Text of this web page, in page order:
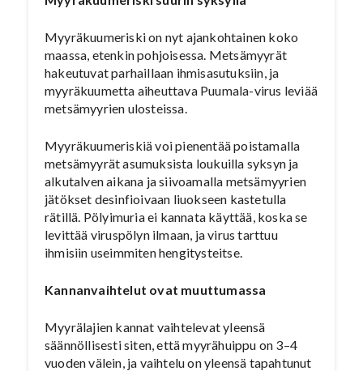
Myyräkuumeriski on nyt ajankohtainen koko
maassa, etenkin pohjoisessa. Metsämyyrät
hakeutuvat parhaillaan ihmisasutuksiin, ja
myyräkuumetta aiheuttava Puumala-virus leviää
metsämyyrien ulosteissa.
Myyräkuumeriskiä voi pienentää poistamalla
metsämyyrät asumuksista loukuilla syksyn ja
alkutalven aikana ja siivoamalla metsämyyrien
jätökset desinfioivaan liuokseen kastetulla
rätillä. Pölyimuria ei kannata käyttää, koska se
levittää viruspölyn ilmaan, ja virus tarttuu
ihmisiin useimmiten hengitysteitse.
Kannanvaihtelut ovat muuttumassa
Myyrälajien kannat vaihtelevat yleensä
säännöllisesti siten, että myyrähuippu on 3–4
vuoden välein, ja vaihtelu on yleensä tapahtunut